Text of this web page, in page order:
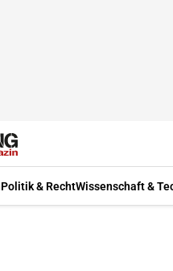
Politik & RechtWissenschaft &